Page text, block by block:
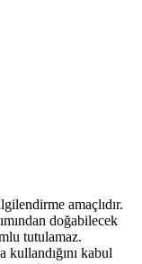
amaçlıdır.
doğabilecek
tutulamaz.
kabul